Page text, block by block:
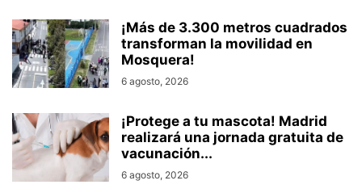
¡Más de 3.300 metros cuadrados
transforman la movilidad en
Mosquera!
6 agosto, 2026
¡Protege a tu mascota! Madrid
realizará una jornada gratuita de
vacunación...
6 agosto, 2026